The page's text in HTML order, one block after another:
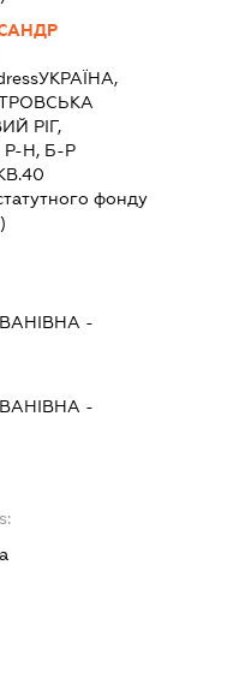
УКРАЇНА,
РІГ,
Н, Б-Р
фонду
-
-